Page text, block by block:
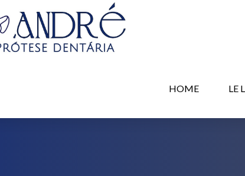
HOME LE